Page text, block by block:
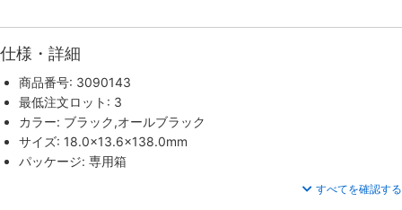
仕様・詳細
商品番号: 3090143
最低注文ロット: 3
カラー: ブラック,オールブラック
サイズ: 18.0×13.6×138.0mm
パッケージ: 専用箱
すべてを確認する